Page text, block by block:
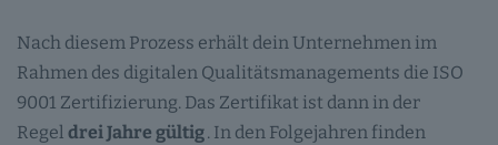
Nach diesem Prozess erhält dein Unternehmen im
Rahmen des digitalen Qualitätsmanagements die ISO
9001 Zertifizierung. Das Zertifikat ist dann in der
Regel drei Jahre gültig. In den Folgejahren finden